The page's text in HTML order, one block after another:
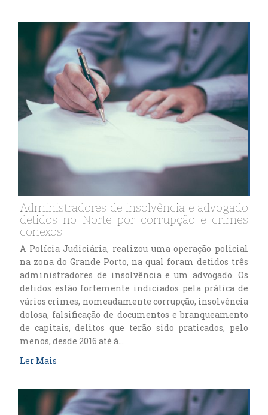
Administradores de insolvência e advogado
detidos no Norte por corrupção e crimes
conexos
A Polícia Judiciária, realizou uma operação policial
na zona do Grande Porto, na qual foram detidos três
administradores de insolvência e um advogado. Os
detidos estão fortemente indiciados pela prática de
vários crimes, nomeadamente corrupção, insolvência
dolosa, falsificação de documentos e branqueamento
de capitais, delitos que terão sido praticados, pelo
menos, desde 2016 até à…
Ler Mais